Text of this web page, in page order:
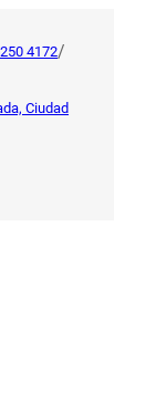
4172/
Ciudad